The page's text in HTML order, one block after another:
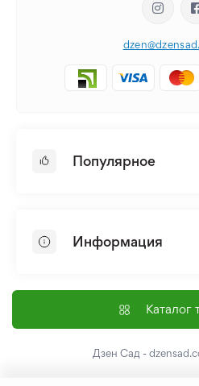
Популярное
Лилия
Семена
Информация
Доставка и оплата
Контакты
Каталог
Дзен Сад -